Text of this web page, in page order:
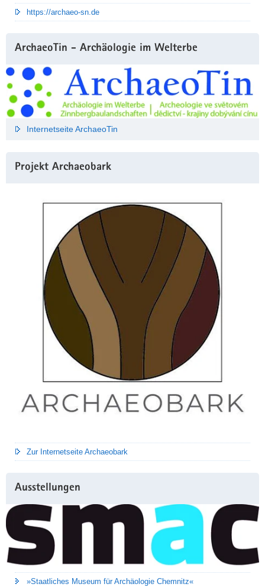
https://archaeo-sn.de
ArchaeoTin - Archäologie im Welterbe
Internetseite ArchaeoTin
Projekt Archaeobark
Zur Internetseite Archaeobark
Ausstellungen
»Staatliches Museum für Archäologie Chemnitz«